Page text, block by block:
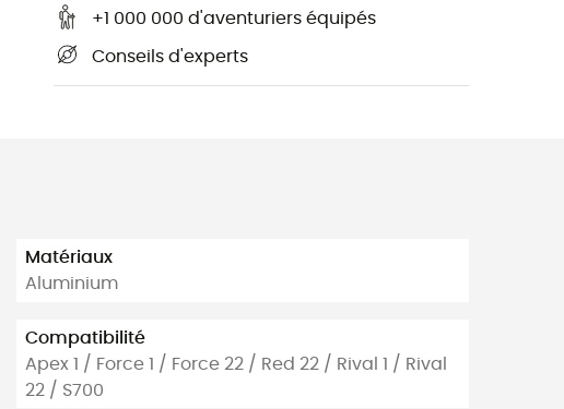
+1 000 000 d'aventuriers équipés
Conseils d'experts
Matériaux
Aluminium
Compatibilité
Apex 1 / Force 1 / Force 22 / Red 22 / Rival 1 / Rival
22 / S700